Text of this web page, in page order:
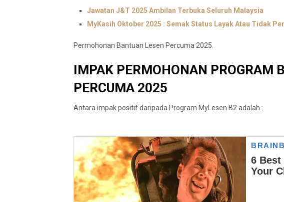
Jawatan J&T 2025 Ambilan Terbuka Seluruh Malaysia
MyKasih Oktober 2025 : Semak Status Layak Atau Tidak
Permohonan Bantuan Lesen Percuma 2025.
IMPAK PERMOHONAN PROGRAM
PERCUMA 2025
Antara impak positif daripada Program MyLesen B2 adalah :